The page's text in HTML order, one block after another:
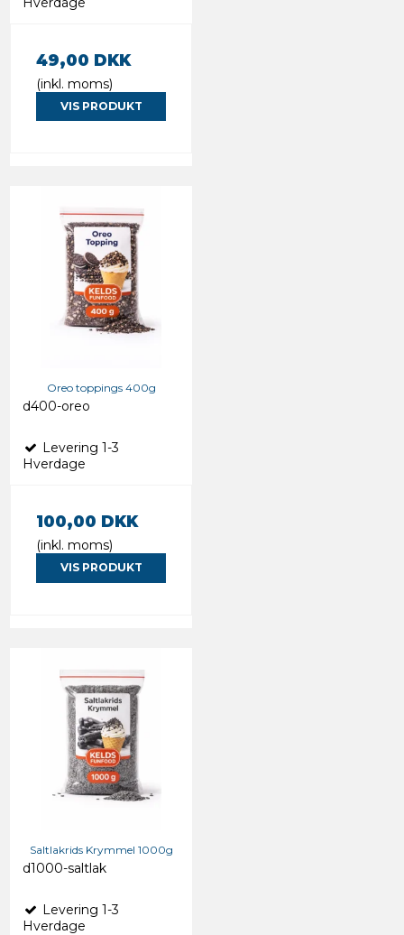
49,00 DKK
(inkl. moms)
VIS PRODUKT
Oreo toppings 400g
d400-oreo
Levering 1-3
Hverdage
100,00 DKK
(inkl. moms)
VIS PRODUKT
Saltlakrids Krymmel 1000g
d1000-saltlak
Levering 1-3
Hverdage